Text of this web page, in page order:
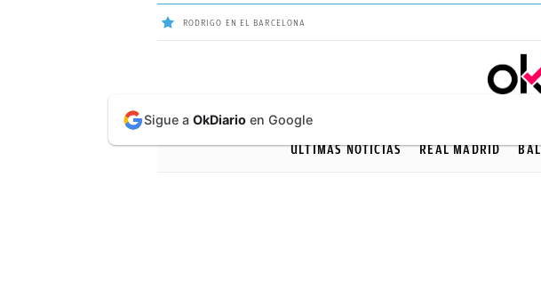
RODRIGO EN EL BARCELONA
ÚLTIMAS
NOTICIAS ÚLTIMAS NOTICIAS REAL MADRID
Sigue a OkDiario en Google